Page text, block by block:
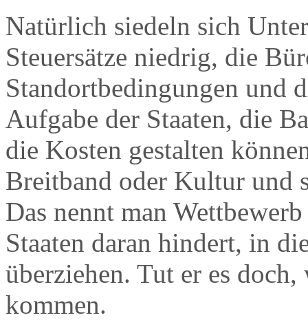
Natürlich siedeln sich
Steuersätze niedrig, die
Standortbedingungen und
Aufgabe der Staaten, die
die Kosten gestalten
Breitband oder Kultur und
Das nennt man
Staaten daran hindert, in
überziehen. Tut er es
kommen.